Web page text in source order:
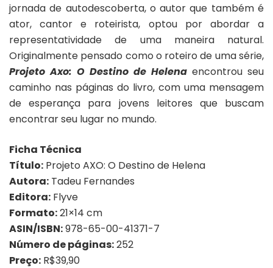
jornada de autodescoberta, o autor que também é
ator, cantor e roteirista, optou por abordar a
representatividade de uma maneira natural.
Originalmente pensado como o roteiro de uma série,
Projeto Axo: O Destino de Helena encontrou seu
caminho nas páginas do livro, com uma mensagem
de esperança para jovens leitores que buscam
encontrar seu lugar no mundo.
Ficha Técnica
Título: Projeto AXO: O Destino de Helena
Autora: Tadeu Fernandes
Editora: Flyve
Formato:21×14 cm
ASIN/ISBN:978-65-00-41371-7
Número de páginas:252
Preço: R$39,90